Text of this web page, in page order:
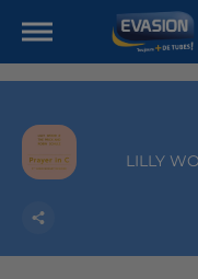
LILLY